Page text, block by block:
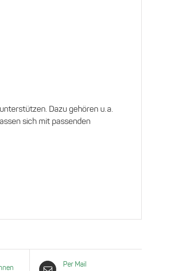
Dazu gehören u. a.
sich mit passenden
Per Mail